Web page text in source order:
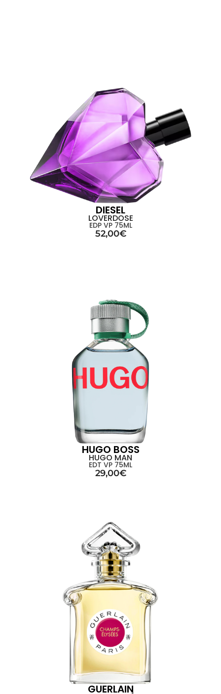
DIESEL
LOVERDOSE
EDP VP 75ML
52,00€
HUGO BOSS
HUGO MAN
EDT VP 75ML
29,00€
GUERLAIN